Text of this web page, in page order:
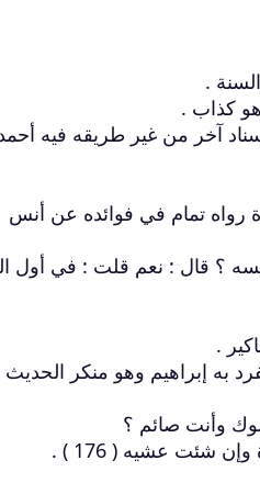
كذاب .
آخر من غير طريقه فيه
رواه تمام في فوائده عن أنس
السواك ويابسه ؟ قال : نعم قلت : في أول
.
به إبراهيم وهو منكر
وأنت صائم ؟
شئت عشيه ( 176 ) .